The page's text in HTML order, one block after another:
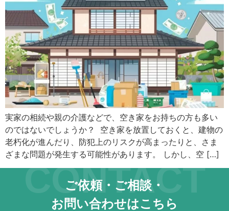
実家の相続や親の介護などで、空き家をお持ちの方も多い
のではないでしょうか？ 空き家を放置しておくと、建物の
老朽化が進んだり、防犯上のリスクが高まったりと、さま
ざまな問題が発生する可能性があります。 しかし、空 […]
CONTACT
ご依頼・ご相談・
お問い合わせはこちら
仮想キーボード
フォーム入力でキーボードを表示
キーボード操作ハイライト
キーボードで操作中の要素を強調表示
音声操作
音声でサイトを操作（Google Chrome推奨）
色の彩度
低彩度・高彩度・白黒
文字の拡大
文字サイズを4段階で調整
リンク下線
リンクに下線を付与